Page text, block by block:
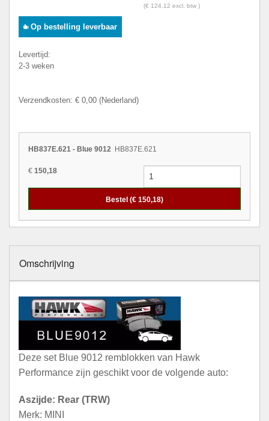
(€ 124,12 excl. btw )
Op bestelling leverbaar
Levertijd:
2-3 weken
Verzendkosten: € 0,00 (Nederland)
HB837E.621 - Blue 9012 HB837E.621
€ 150,18
Bestel (€ 150,18)
Omschrijving
Deze set Blue 9012 remblokken van Hawk
Performance zijn geschikt voor de volgende auto:
Aszijde: Rear (TRW)
Merk: MINI